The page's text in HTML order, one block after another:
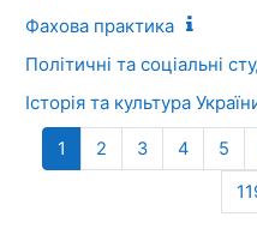
Фахова практика
Політичні та соціальні
Історія та культура
1 (поточний)
2 3 4 5